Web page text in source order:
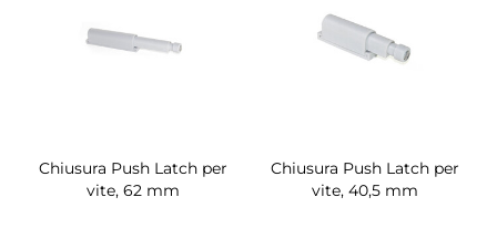
Chiusura Push Latch per
vite, 62 mm
Chiusura Push Latch per
vite, 40,5 mm